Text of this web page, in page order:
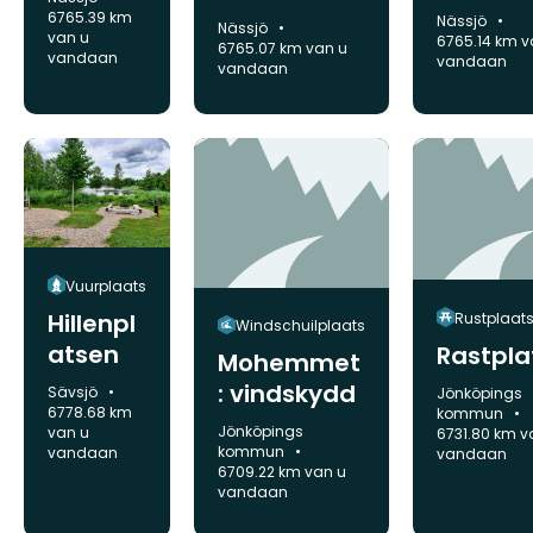
6765.39 km
van u
vandaan
jandets
grillplats
Gemeente:
Nässjö
6765.07 km van u
vandaan
rillen
Gemeente:
Nässjö
6765.14 km
vandaan
Vuurplaats
Hillenpl
atsen
Gemeente:
Sävsjö
6778.68 km
van u
vandaan
Windschuilplaats
Mohemmet
: vindskydd
Gemeente:
Jönköpings
kommun
6709.22 km van u
vandaan
Rustplaats
Gemeente:
Jönköpings
kommun
6731.80 km
vandaan